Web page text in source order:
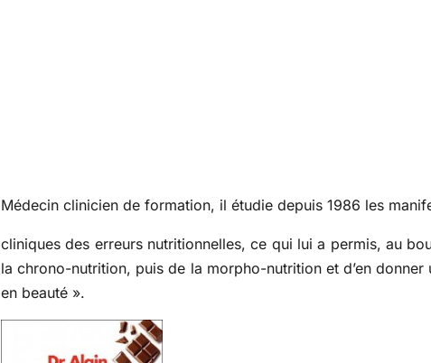
Médecin clinicien de formation, il étudie depuis 1986 les
cliniques des erreurs nutritionnelles, ce qui lui a permis, au
la chrono-nutrition, puis de la morpho-nutrition et d’en
en beauté ».